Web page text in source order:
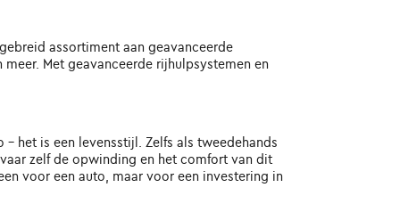
assortiment aan geavanceerde
Met geavanceerde rijhulpsystemen en
het is een levensstijl. Zelfs als tweedehands
zelf de opwinding en het comfort van dit
voor een auto, maar voor een investering in